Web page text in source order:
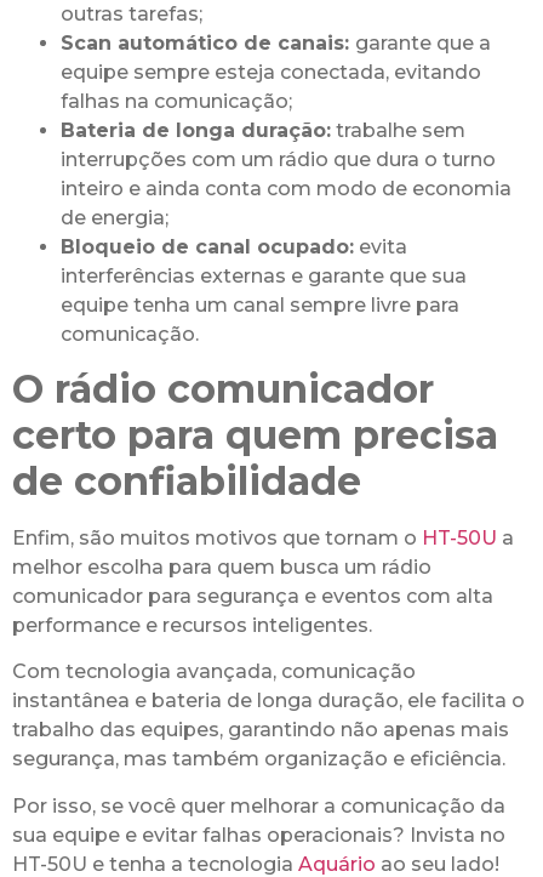
outras tarefas;
Scan automático de canais: garante que a
equipe sempre esteja conectada, evitando
falhas na comunicação;
Bateria de longa duração: trabalhe sem
interrupções com um rádio que dura o turno
inteiro e ainda conta com modo de economia
de energia;
Bloqueio de canal ocupado: evita
interferências externas e garante que sua
equipe tenha um canal sempre livre para
comunicação.
O rádio comunicador
certo para quem precisa
de confiabilidade
Enfim, são muitos motivos que tornam o HT-50U a
melhor escolha para quem busca um rádio
comunicador para segurança e eventos com alta
performance e recursos inteligentes.
Com tecnologia avançada, comunicação
instantânea e bateria de longa duração, ele facilita o
trabalho das equipes, garantindo não apenas mais
segurança, mas também organização e eficiência.
Por isso, se você quer melhorar a comunicação da
sua equipe e evitar falhas operacionais? Invista no
HT-50U e tenha a tecnologia Aquário ao seu lado!